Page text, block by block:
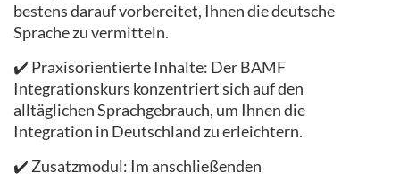
bestens darauf vorbereitet, Ihnen die deutsche
Sprache zu vermitteln.
✔️ Praxisorientierte Inhalte: Der BAMF
Integrationskurs konzentriert sich auf den
alltäglichen Sprachgebrauch, um Ihnen die
Integration in Deutschland zu erleichtern.
✔️ Zusatzmodul: Im anschließenden